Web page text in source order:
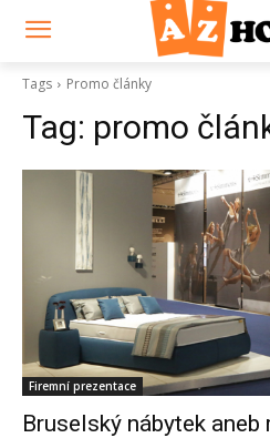
Tags Promo články
Tag: promo
Firemní prezentace
Bruselský nábytek